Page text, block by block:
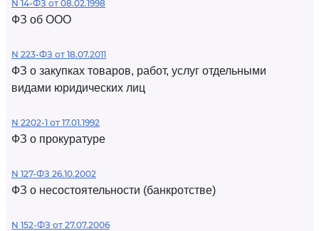
N 14-ФЗ от 08.02.1998
ФЗ об ООО
N 223-ФЗ от 18.07.2011
ФЗ о закупках товаров, работ, услуг отдельными
видами юридических лиц
N 2202-1 от 17.01.1992
ФЗ о прокуратуре
N 127-ФЗ 26.10.2002
ФЗ о несостоятельности (банкротстве)
N 152-ФЗ от 27.07.2006